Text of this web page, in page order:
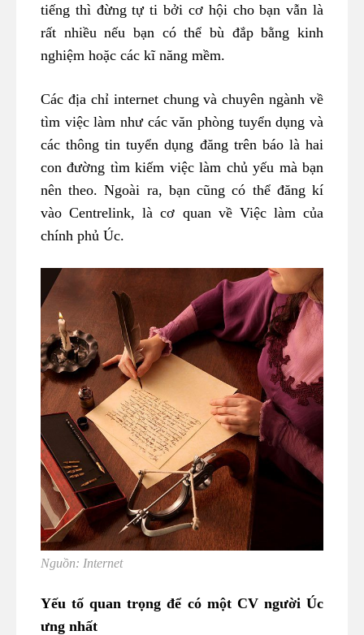
tiếng thì đừng tự ti bởi cơ hội cho bạn vẫn là
rất nhiều nếu bạn có thể bù đắp bằng kinh
nghiệm hoặc các kĩ năng mềm.
Các địa chỉ internet chung và chuyên ngành về
tìm việc làm như các văn phòng tuyển dụng và
các thông tin tuyển dụng đăng trên báo là hai
con đường tìm kiếm việc làm chủ yếu mà bạn
nên theo. Ngoài ra, bạn cũng có thể đăng kí
vào Centrelink, là cơ quan về Việc làm của
chính phủ Úc.
Nguồn: Internet
Yếu tố quan trọng để có một CV người Úc
ưng nhất